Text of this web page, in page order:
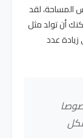
لقد
أن تولد مثل
عدد